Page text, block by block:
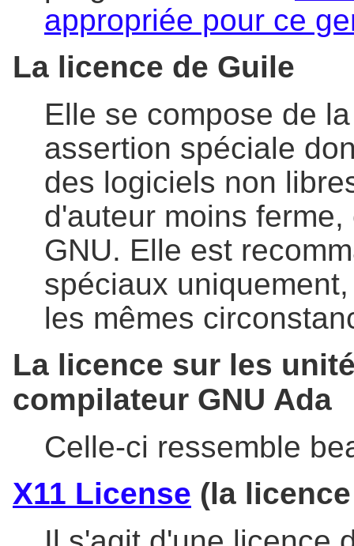
appropriée pour ce
La licence de Guile
Elle se compose de
assertion spéciale
des logiciels non
d'auteur moins
GNU. Elle est
spéciaux
les mêmes
La licence sur les
compilateur GNU Ada
Celle-ci ressemble
X11 License (la